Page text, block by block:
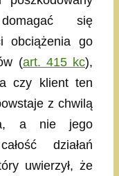
się
obciążenia go
(art. 415 kc),
czy klient ten
z chwilą
a nie jego
działań
uwierzył, że